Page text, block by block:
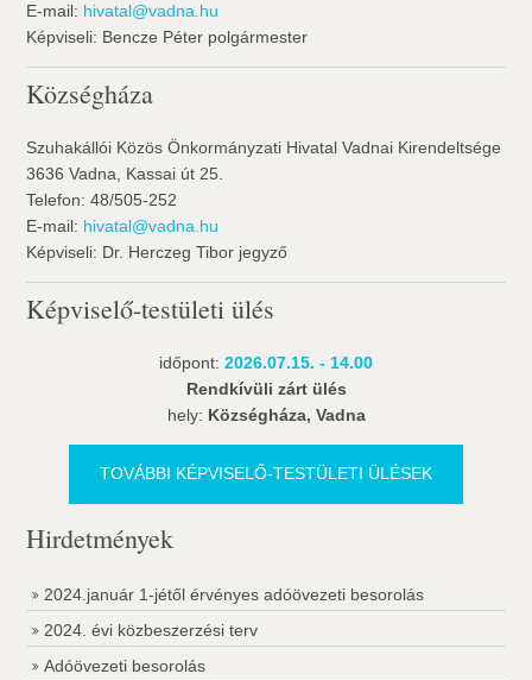
E-mail: hivatal@vadna.hu
Képviseli: Bencze Péter polgármester
Községháza
Szuhakállói Közös Önkormányzati Hivatal Vadnai Kirendeltsége
3636 Vadna, Kassai út 25.
Telefon: 48/505-252
E-mail: hivatal@vadna.hu
Képviseli: Dr. Herczeg Tibor jegyző
Képviselő-testületi ülés
időpont: 2026.07.15. - 14.00
Rendkívüli zárt ülés
hely: Községháza, Vadna
TOVÁBBI KÉPVISELŐ-TESTÜLETI ÜLÉSEK
Hirdetmények
2024.január 1-jétől érvényes adóövezeti besorolás
2024. évi közbeszerzési terv
Adóövezeti besorolás